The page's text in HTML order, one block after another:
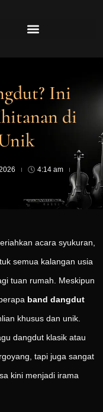
Ini
di
4:14 am
acara syukuran,
semua kalangan usia
tuan rumah. Meskipun
band dangdut
khusus dan unik.
dangdut klasik atau
tapi juga sangat
kini menjadi irama